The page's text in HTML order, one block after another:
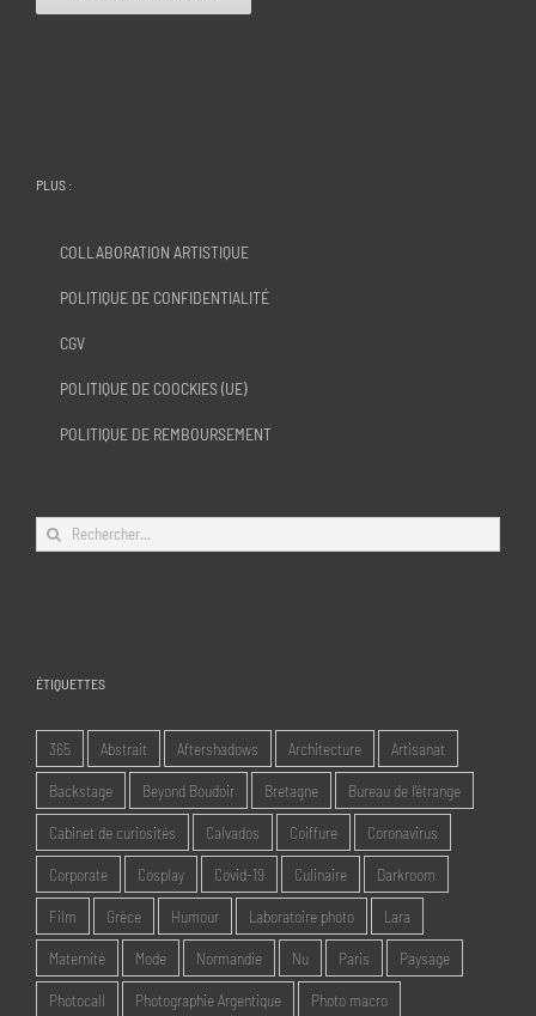
PLUS :
COLLABORATION ARTISTIQUE
POLITIQUE DE CONFIDENTIALITÉ
CGV
POLITIQUE DE COOCKIES (UE)
POLITIQUE DE REMBOURSEMENT
Rechercher:
ÉTIQUETTES
365 Abstrait Aftershadows Architecture Artisanat
Backstage Beyond Boudoir Bretagne Bureau de l'étrange
Cabinet de curiosités Calvados Coiffure Coronavirus
Corporate Cosplay Covid-19 Culinaire Darkroom
Film Grèce Humour Laboratoire photo Lara
Maternité Mode Normandie Nu Paris Paysage
Photocall Photographie Argentique Photo macro